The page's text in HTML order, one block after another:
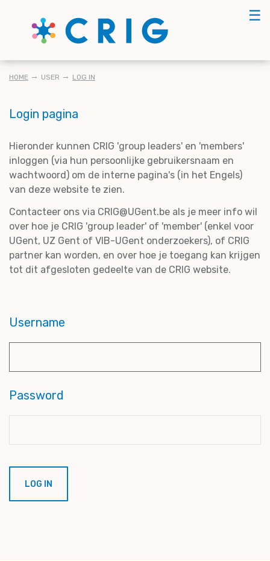
☰
KRUIMELPAD
HOME USER LOG IN
Login pagina
Hieronder kunnen CRIG 'group leaders' en 'members'
inloggen (via hun persoonlijke gebruikersnaam en
wachtwoord) om de interne pagina's (in het Engels)
van deze website te zien.
Contacteer ons via CRIG@UGent.be als je meer info wil
over hoe je CRIG 'group leader' of 'member' (enkel voor
UGent, UZ Gent of VIB-UGent onderzoekers), of CRIG
partner kan worden, en over hoe je toegang kan krijgen
tot dit afgesloten gedeelte van de CRIG website.
Username
Password